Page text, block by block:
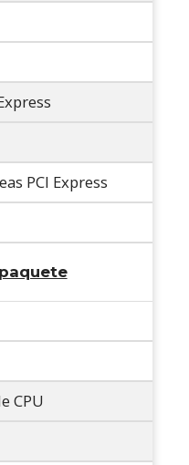
PCI Express
CPU